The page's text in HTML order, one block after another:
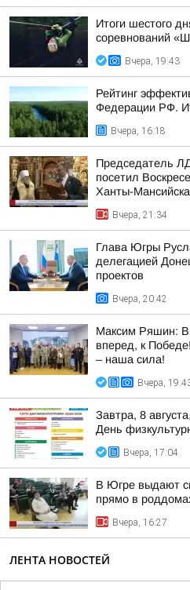
Итоги шестого
соревнований
Вчера, 19:43
Рейтинг
Федерации РФ.
Вчера, 16:18
Председатель
посетил
Ханты-Мансийска
Вчера, 21:34
Глава Югры
делегацией
проектов
Вчера, 20:42
Максим Ряшин:
вперед, к
– наша сила!
Вчера,
Завтра, 8
День
Вчера, 17:04
В Югре выдают
прямо в
Вчера, 16:27
ЛЕНТА НОВОСТЕЙ